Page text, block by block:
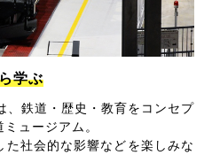
学ぶ
、鉄道・歴史・教育をコンセプ
ュージアム。
社会的な影響などを楽しみな